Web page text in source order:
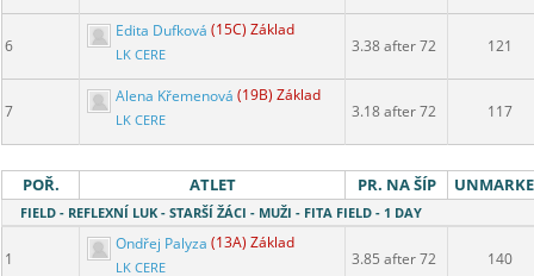
6
Edita Dufková (15C) Základ
LK CERE 3.38 after 72 121
7
Alena Křemenová (19B) Základ
LK CERE 3.18 after 72 117
POŘ. ATLET PR. NA ŠÍP
FIELD - REFLEXNÍ LUK - STARŠÍ ŽÁCI - MUŽI - FITA FIELD - 1 DAY
1
Ondřej Palyza (13A) Základ
LK CERE 3.85 after 72 140